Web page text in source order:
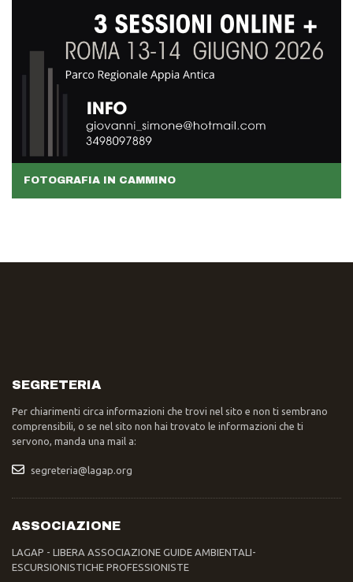
FOTOGRAFIA IN CAMMINO
SEGRETERIA
Per chiarimenti circa informazioni che trovi nel sito e non ti sembrano
comprensibili, o se nel sito non hai trovato le informazioni che ti
servono, manda una mail a:
segreteria@lagap.org
ASSOCIAZIONE
LAGAP - LIBERA ASSOCIAZIONE GUIDE AMBIENTALI-
ESCURSIONISTICHE PROFESSIONISTE